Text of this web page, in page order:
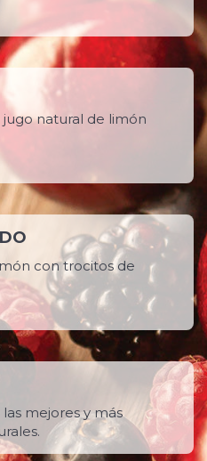
natural de limón
con trocitos de
mejores y más